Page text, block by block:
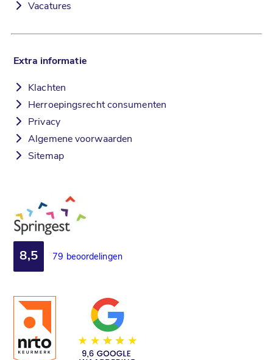
Vacatures
Extra informatie
Klachten
Herroepingsrecht consumenten
Privacy
Algemene voorwaarden
Sitemap
8,5 79 beoordelingen